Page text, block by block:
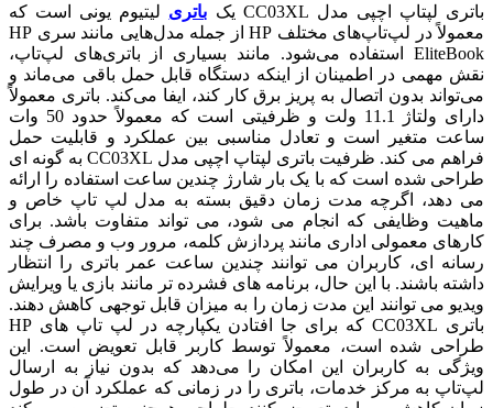
باتری لپتاپ اچپی مدل CC03XL یک باتری لیتیوم یونی است که
معمولاً در لپ‌تاپ‌های مختلف HP از جمله مدل‌هایی مانند سری HP
EliteBook استفاده می‌شود. مانند بسیاری از باتری‌های لپ‌تاپ،
نقش مهمی در اطمینان از اینکه دستگاه قابل حمل باقی می‌ماند و
می‌تواند بدون اتصال به پریز برق کار کند، ایفا می‌کند. باتری معمولاً
دارای ولتاژ 11.1 ولت و ظرفیتی است که معمولاً حدود 50 وات
ساعت متغیر است و تعادل مناسبی بین عملکرد و قابلیت حمل
فراهم می کند. ظرفیت باتری لپتاپ اچپی مدل CC03XL به گونه ای
طراحی شده است که با یک بار شارژ چندین ساعت استفاده را ارائه
می دهد، اگرچه مدت زمان دقیق بسته به مدل لپ تاپ خاص و
ماهیت وظایفی که انجام می شود، می تواند متفاوت باشد. برای
کارهای معمولی اداری مانند پردازش کلمه، مرور وب و مصرف چند
رسانه ای، کاربران می توانند چندین ساعت عمر باتری را انتظار
داشته باشند. با این حال، برنامه های فشرده تر مانند بازی یا ویرایش
ویدیو می توانند این مدت زمان را به میزان قابل توجهی کاهش دهند.
باتری CC03XL که برای جا افتادن یکپارچه در لپ تاپ های HP
طراحی شده است، معمولاً توسط کاربر قابل تعویض است. این
ویژگی به کاربران این امکان را می‌دهد که بدون نیاز به ارسال
لپ‌تاپ به مرکز خدمات، باتری را در زمانی که عملکرد آن در طول